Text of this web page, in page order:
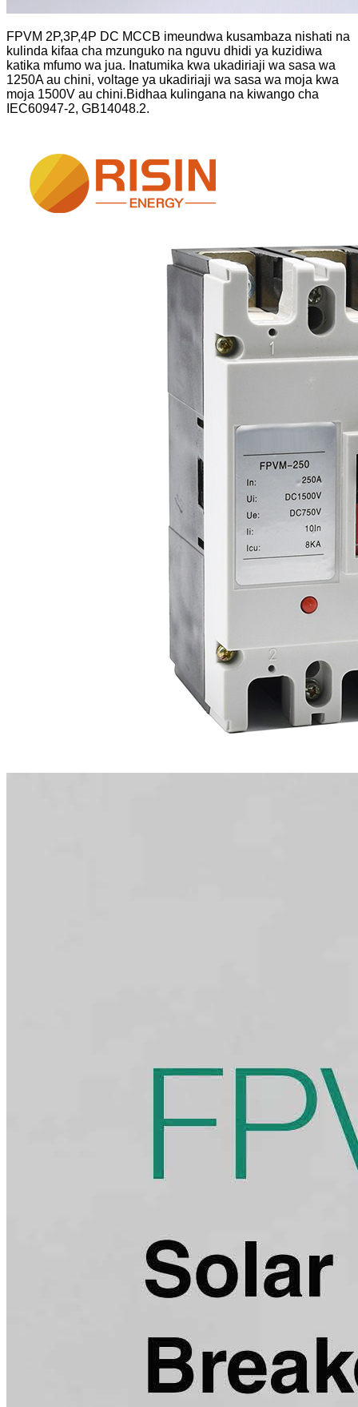
FPVM 2P,3P,4P DC MCCB imeundwa kusambaza nishati na
kulinda kifaa cha mzunguko na nguvu dhidi ya kuzidiwa
katika mfumo wa jua. Inatumika kwa ukadiriaji wa sasa wa
1250A au chini, voltage ya ukadiriaji wa sasa wa moja kwa
moja 1500V au chini.Bidhaa kulingana na kiwango cha
IEC60947-2, GB14048.2.